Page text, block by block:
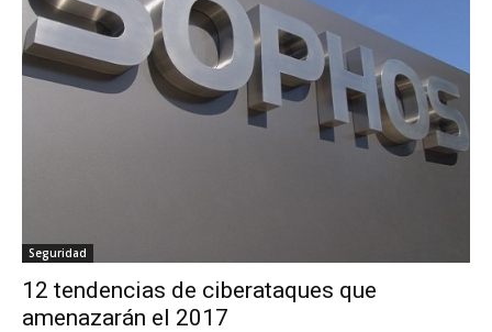
Seguridad
12 tendencias de ciberataques que
amenazarán el 2017